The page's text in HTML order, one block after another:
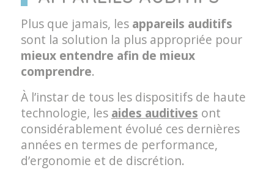
Plus que jamais, les appareils auditifs
sont la solution la plus appropriée pour
mieux entendre afin de mieux
comprendre.
À l’instar de tous les dispositifs de haute
technologie, les aides auditives ont
considérablement évolué ces dernières
années en termes de performance,
d’ergonomie et de discrétion.